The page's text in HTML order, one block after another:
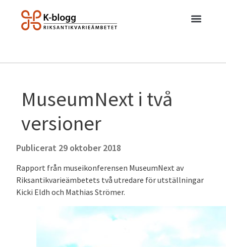
MuseumNext i två
versioner
Publicerat 29 oktober 2018
Rapport från museikonferensen MuseumNext av
Riksantikvarieämbetets två utredare för utställningar
Kicki Eldh och Mathias Strömer.